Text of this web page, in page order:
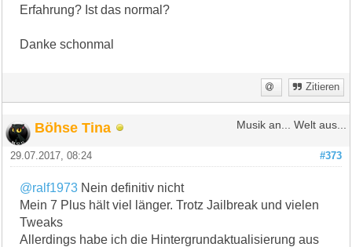
Erfahrung? Ist das normal?
Danke schonmal
Zitieren
Böhse Tina Musik an... Welt aus...
#373
29.07.2017, 08:24
@ralf1973 Nein definitiv nicht
Mein 7 Plus hält viel länger. Trotz Jailbreak und vielen
Tweaks
Allerdings habe ich die Hintergrundaktualisierung aus